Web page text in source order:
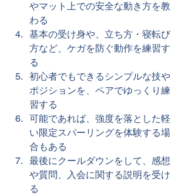
やマット上での安全な動き方を教
わる
基本の受け身や、立ち方・寝転び
方など、ケガを防ぐ動作を練習す
る
初心者でもできるシンプルな技や
ポジションを、ペアでゆっくり練
習する
可能であれば、強度を落とした軽
い限定スパーリングを体験する場
合もある
最後にクールダウンをして、感想
や質問、入会に関する説明を受け
る